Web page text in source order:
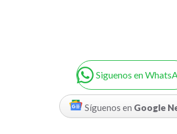
Siguenos en
Síguenos en Google